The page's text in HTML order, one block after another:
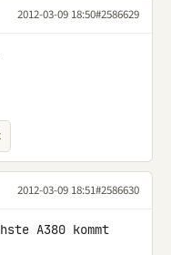
2012-03-09 18:50#2586629
2012-03-09 18:51#2586630
A380 kommt